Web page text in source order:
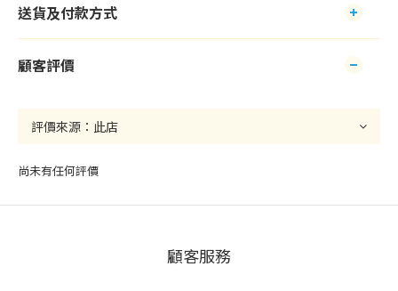
送貨及付款方式
顧客評價
尚未有任何評價
顧客服務